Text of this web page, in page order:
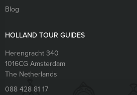
Blog
HOLLAND TOUR GUIDES
Herengracht 340
1016CG Amsterdam
The Netherlands
088 428 81 17